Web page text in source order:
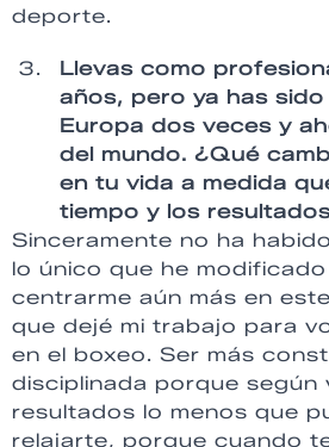
deporte.
Llevas como
años, pero ya has
Europa dos veces y
del mundo. ¿Qué
en tu vida a medida
tiempo y los
Sinceramente no ha
lo único que he
centrarme aún más en
que dejé mi trabajo para
en el boxeo. Ser más
disciplinada porque según
resultados lo menos que
relajarte, porque cuando